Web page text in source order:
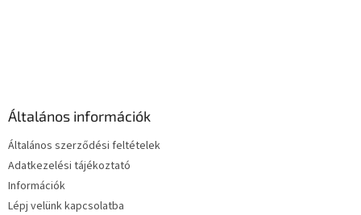
Általános információk
Általános szerződési feltételek
Adatkezelési tájékoztató
Információk
Lépj velünk kapcsolatba